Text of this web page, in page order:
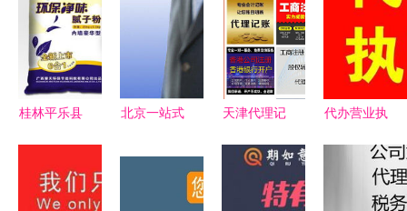
桂林平乐县
与代理，信
赖摩天腻子
北京一站式
天津代理记
计 红印财
务公司的一
代办营业执
略 供应、
价格与专业